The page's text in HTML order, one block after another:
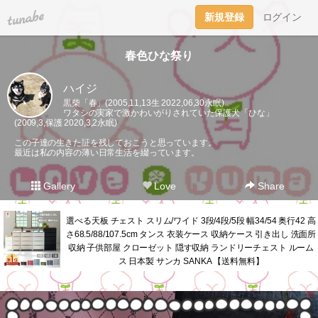
tuna.be 新規登録 ログイン
春色ひな祭り
ハイジ
黒柴「春」(2005,11,13生 2022,06,30永眠)
ワタシの実家で激かわいがりされていた保護犬「ひな」
(2009,3,保護 2020,3,2永眠)
この子達の生きた証を残しておこうと思っています。
最近は私の内容の薄い日常生活を綴っています。
Gallery Love Share
選べる天板 チェスト スリム/ワイド 3段/4段/5段 幅34/54 奥行42 高
さ68.5/88/107.5cm タンス 衣装ケース 収納ケース 引き出し 洗面所
収納 子供部屋 クローゼット 隠す収納 ランドリーチェスト ルーム
ス 日本製 サンカ SANKA 【送料無料】